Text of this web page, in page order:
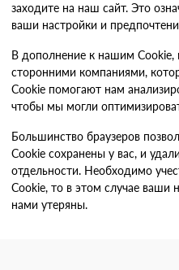
заходите на наш сайт. Это
ваши настройки и
В дополнение к нашим Cookie,
сторонними компаниями,
Cookie помогают нам
чтобы мы могли
Большинство браузеров
Cookie сохранены у вас, и
отдельности. Необходимо
Cookie, то в этом случае ваши
нами утеряны.